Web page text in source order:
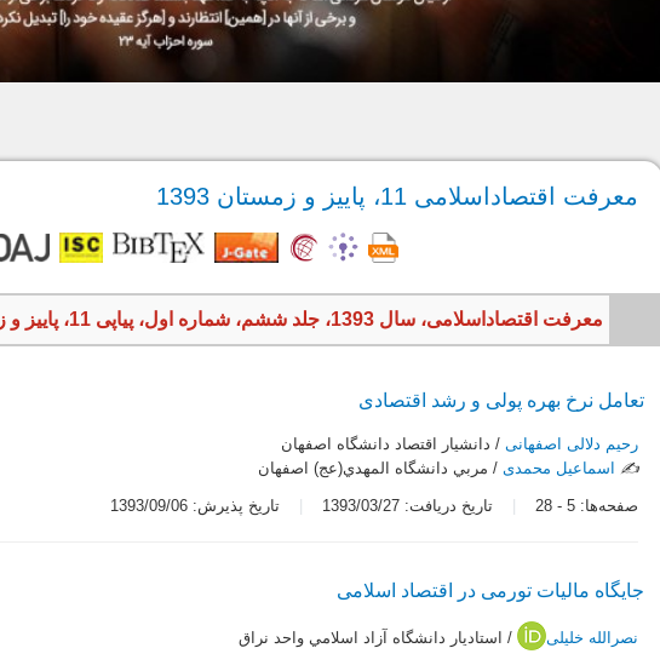
معرفت اقتصاداسلامی 11، پاییز و زمستان 1393
معرفت اقتصاداسلامی، سال 1393، جلد ششم، شماره اول، پیاپی 11، پاییز و زمستان، 180 صفحه
تعامل نرخ بهره پولی و رشد اقتصادی
رحیم دلالی اصفهانی/ دانشيار اقتصاد دانشگاه اصفهان
✍️ اسماعیل محمدی/ مربي دانشگاه المهدي(عج) اصفهان
صفحه‌ها: 5
-
28 تاریخ دریافت: 1393/03/27 تاریخ پذیرش: 1393/09/06
جایگاه مالیات تورمی در اقتصاد اسلامی
نصرالله خلیلی / استاديار دانشگاه آزاد اسلامي واحد نراق